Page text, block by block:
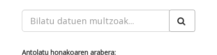
Antolatu honakoaren arabera